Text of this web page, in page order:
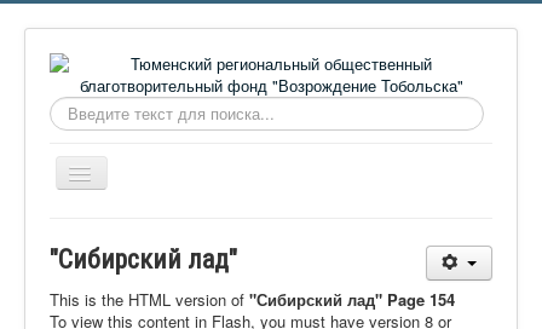
Искать...
Включить/
выключить
О фонде
Онлайн библиотека
"Сибирский лад"
This is the HTML version of "Сибирский лад" Page 154
To view this content in Flash, you must have version 8 or